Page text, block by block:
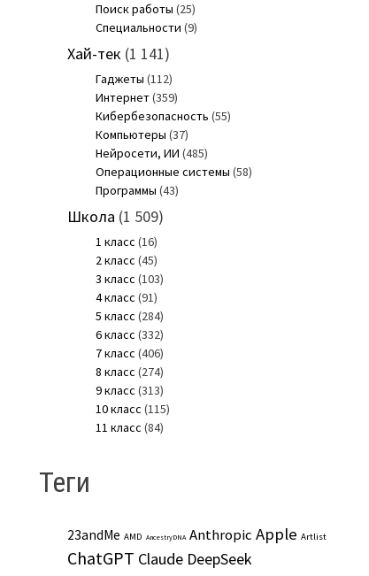
Поиск работы (25)
Специальности (9)
Хай-тек (1 141)
Гаджеты (112)
Интернет(359)
Кибербезопасность (55)
Компьютеры (37)
Нейросети, ИИ (485)
Операционные системы (58)
Программы (43)
Школа (1 509)
1 класс (16)
2 класс (45)
3 класс (103)
4 класс (91)
5 класс (284)
6 класс (332)
7 класс (406)
8 класс (274)
9 класс (313)
10 класс (115)
11 класс (84)
Теги
23andMe AMD AncestryDNA Anthropic Apple Artlist
ChatGPT Claude DeepSeek